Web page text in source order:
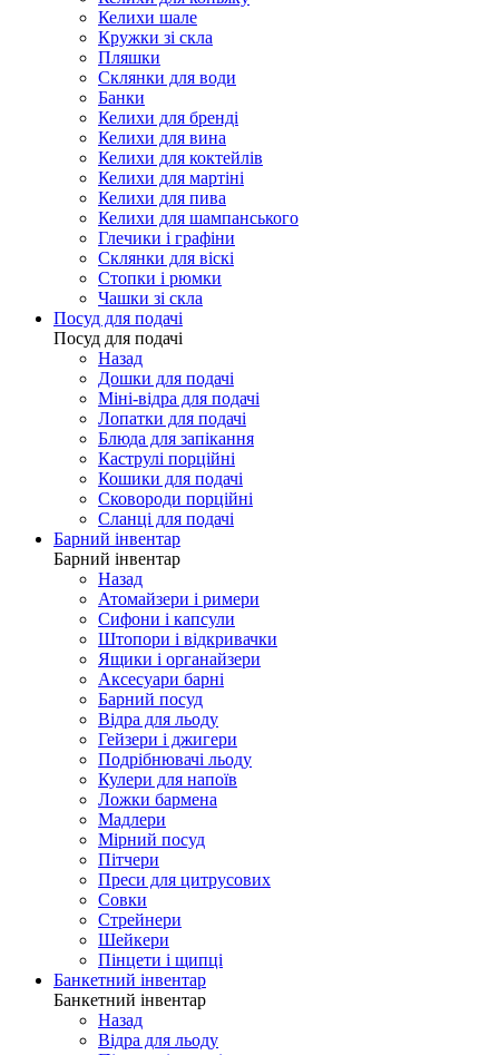
Келихи шале
Кружки зі скла
Пляшки
Склянки для води
Банки
Келихи для бренді
Келихи для вина
Келихи для коктейлів
Келихи для мартіні
Келихи для пива
Келихи для шампанського
Глечики і графіни
Склянки для віскі
Стопки і рюмки
Чашки зі скла
Посуд для подачі
Посуд для подачі
Назад
Дошки для подачі
Міні-відра для подачі
Лопатки для подачі
Блюда для запікання
Каструлі порційні
Кошики для подачі
Сковороди порційні
Сланці для подачі
Барний інвентар
Барний інвентар
Назад
Атомайзери і римери
Сифони і капсули
Штопори і відкривачки
Ящики і органайзери
Аксесуари барні
Барний посуд
Відра для льоду
Гейзери і джигери
Подрібнювачі льоду
Кулери для напоїв
Ложки бармена
Мадлери
Мірний посуд
Пітчери
Преси для цитрусових
Совки
Стрейнери
Шейкери
Пінцети і щипці
Банкетний інвентар
Банкетний інвентар
Назад
Відра для льоду